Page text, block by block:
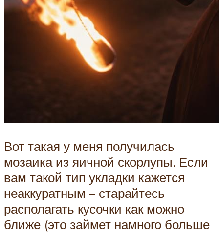
Вот такая у меня получилась
мозаика из яичной скорлупы. Если
вам такой тип укладки кажется
неаккуратным – старайтесь
располагать кусочки как можно
ближе (это займет намного больше